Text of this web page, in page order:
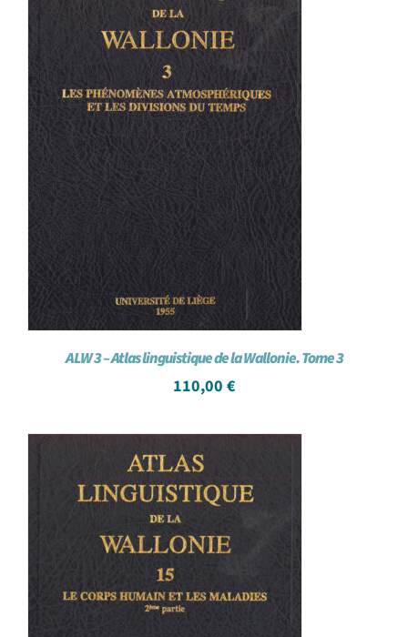
ALW 3 – Atlas linguistique de la Wallonie. Tome 3
110,00 €